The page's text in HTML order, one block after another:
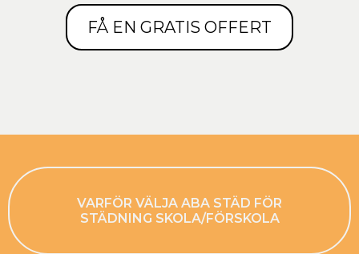
FÅ EN GRATIS OFFERT
VARFÖR VÄLJA ABA STÄD FÖR
STÄDNING SKOLA/FÖRSKOLA